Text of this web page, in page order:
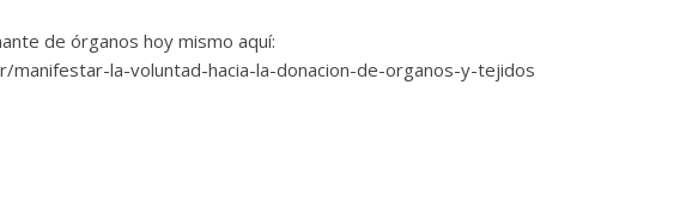
de órganos hoy mismo aquí:
manifestar-la-voluntad-hacia-la-donacion-de-organos-y-tejidos